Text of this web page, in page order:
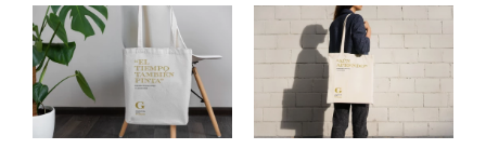
LIBROS
MERCHANDISING